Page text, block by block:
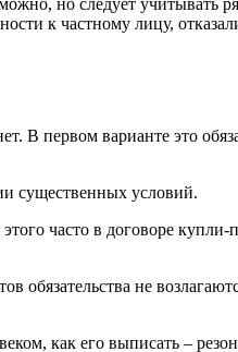
но следует учитывать
к частному лицу,
первом варианте это
существенных условий.
часто в договоре купли-
обязательства не
как его выписать –